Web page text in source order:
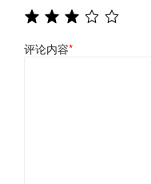
评论内容*